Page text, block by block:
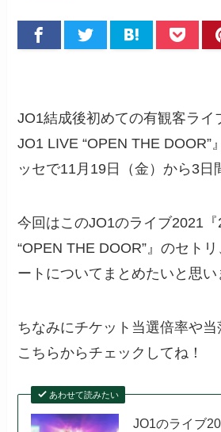
JO1結成後初めての有観客ライ
JO1 LIVE “OPEN THE DOOR”
ッセで11月19日（金）から3日
今回はこのJO1のライブ2021『
“OPEN THE DOOR”』のセト
ートについてまとめたいと思い
ちなみにチケット当選倍率や
こちらからチェックしてね！
あわせて読みたい
JO1のライブ